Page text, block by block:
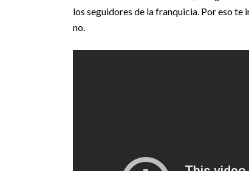
los seguidores de la franquicia. Por eso te
no.